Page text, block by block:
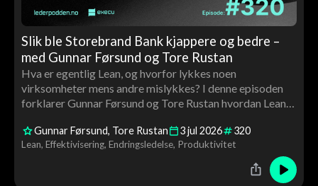
Slik ble Storebrand Bank kjappere og bedre –
med Gunnar Førsund og Tore Rustan
Hva er egentlig Lean, og hvorfor lykkes noen
virksomheter mens andre mislykkes? I denne episoden
forklarer Gunnar Førsund og Tore Rustan hvordan Lean
verdiskaping gjennom medarbeiderinvolvering, ledelse
og kontinuerlig forbedring.
Gunnar Førsund Tore Rustan 3jul 2026 320
Lean Effektivisering Endringsledelse Produktivitet